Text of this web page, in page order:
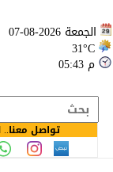
الجمعة 2026-08-07
31°C
05:43 م
تواصل